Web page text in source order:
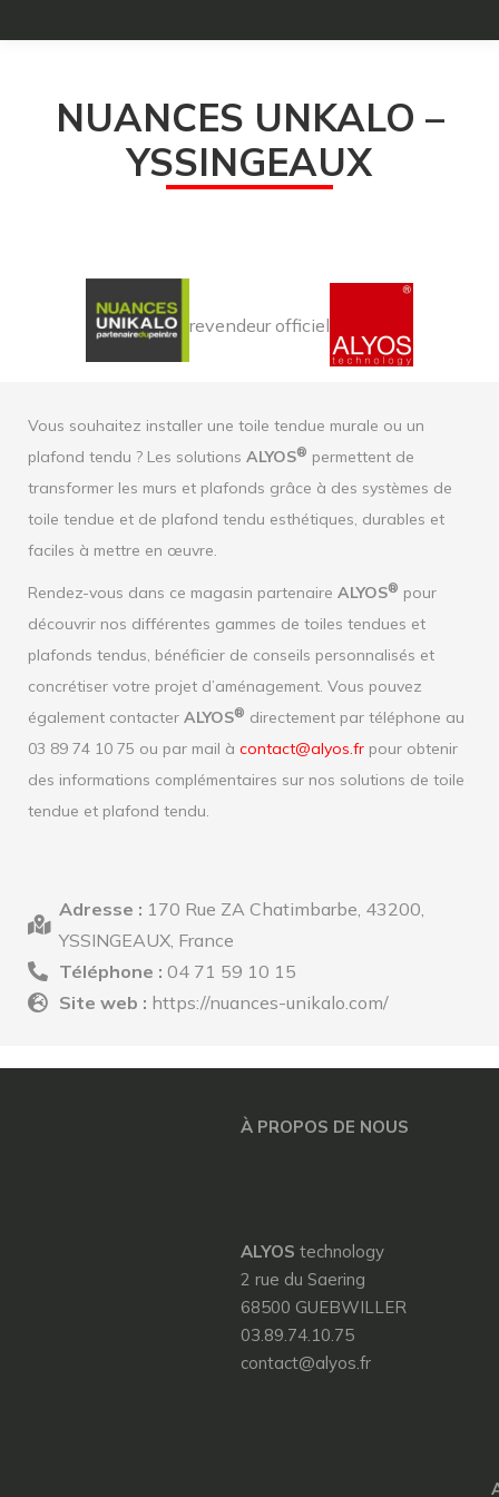
NUANCES UNKALO –
YSSINGEAUX
revendeur officiel
Vous souhaitez installer une toile tendue murale ou un
plafond tendu ? Les solutions ALYOS® permettent de
transformer les murs et plafonds grâce à des systèmes de
toile tendue et de plafond tendu esthétiques, durables et
faciles à mettre en œuvre.
Rendez-vous dans ce magasin partenaire ALYOS® pour
découvrir nos différentes gammes de toiles tendues et
plafonds tendus, bénéficier de conseils personnalisés et
concrétiser votre projet d’aménagement. Vous pouvez
également contacter ALYOS® directement par téléphone au
03 89 74 10 75 ou par mail à contact@alyos.fr pour obtenir
des informations complémentaires sur nos solutions de toile
tendue et plafond tendu.
Adresse : 170 Rue ZA Chatimbarbe, 43200,
YSSINGEAUX, France
Téléphone : 04 71 59 10 15
Site web : https://nuances-unikalo.com/
À PROPOS DE NOUS
ALYOS technology
2 rue du Saering
68500 GUEBWILLER
03.89.74.10.75
contact@alyos.fr